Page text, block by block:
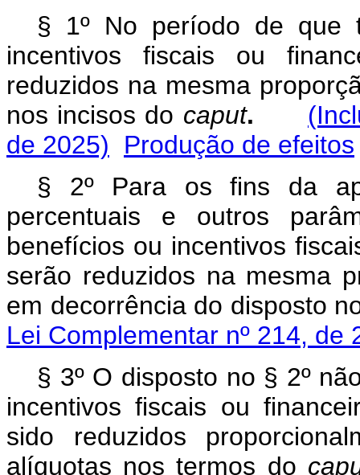
§ 1º No período de
incentivos fiscais ou
reduzidos na mesma
nos incisos do caput.
de 2025)
Produção de efeitos
§ 2º Para os fins da
percentuais e outros
benefícios ou incentivos
serão reduzidos na mesma
em decorrência do disposto
Lei Complementar nº 214, de
§ 3º O disposto no § 2º
incentivos fiscais ou
sido reduzidos
alíquotas nos termos do